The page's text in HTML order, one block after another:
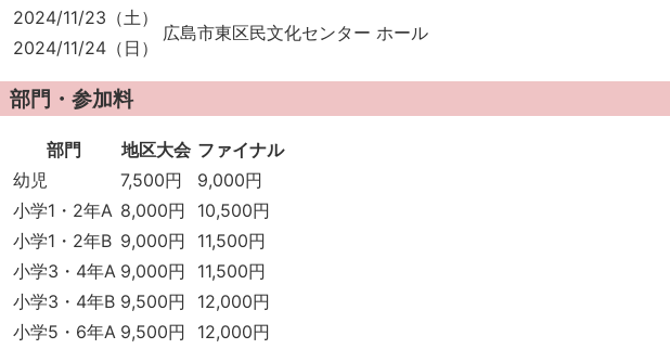
2024/11/23（土）
広島市東区民文化センター ホール
2024/11/24（日）
部門・参加料
部門 地区大会 ファイナル
幼児
7,500円
9,000円
小学1・2年A 8,000円
10,500円
小学1・2年B 9,000円
11,500円
小学3・4年A 9,000円
11,500円
小学3・4年B 9,500円
12,000円
小学5・6年A 9,500円
12,000円